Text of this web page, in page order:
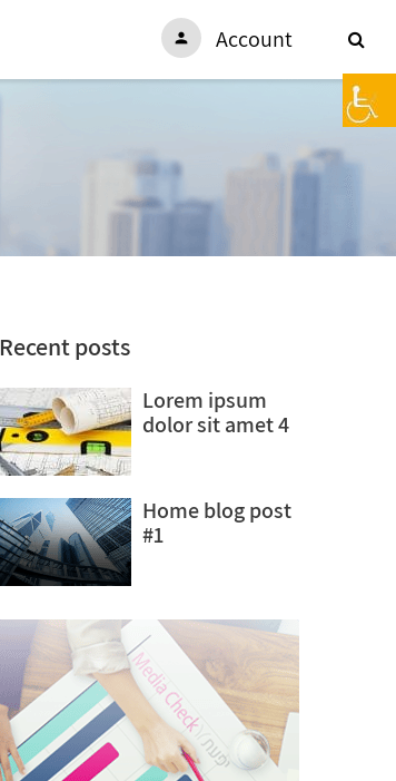
person Account
Recent posts
Lorem ipsum
dolor sit amet 4
Home blog post
#1